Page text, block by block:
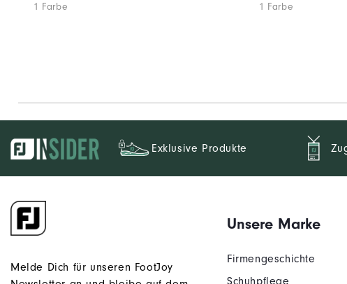
1 Farbe 1 Farbe
Exklusive Produkte
Melde Dich für unseren FootJoy
Unsere Marke
Firmengeschichte
Schuhpflege